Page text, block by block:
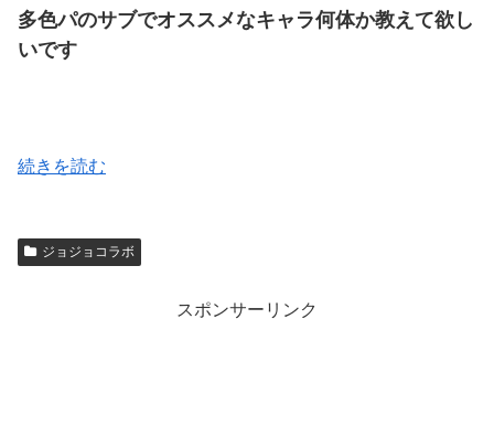
多色パのサブでオススメなキャラ何体か教えて欲し
いです
続きを読む
ジョジョコラボ
スポンサーリンク